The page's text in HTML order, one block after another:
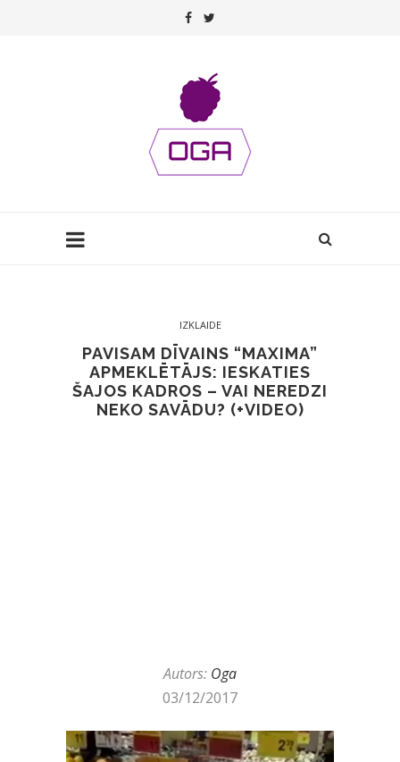
IZKLAIDE
PAVISAM DĪVAINS “MAXIMA”
APMEKLĒTĀJS: IESKATIES
ŠAJOS KADROS – VAI NEREDZI
NEKO SAVĀDU? (+VIDEO)
Autors: Oga
03/12/2017